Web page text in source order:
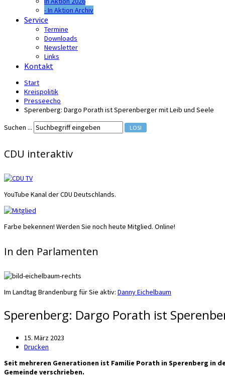
- In Aktion Archiv
Service
Termine
Downloads
Newsletter
Links
Kontakt
Start
Kreispolitik
Presseecho
Sperenberg: Dargo Porath ist Sperenberger mit Leib und Seele
Suchen ...
LOS!
CDU interaktiv
YouTube Kanal der CDU Deutschlands.
Farbe bekennen! Werden Sie noch heute Mitglied. Online!
In den Parlamenten
Im Landtag Brandenburg für Sie aktiv: Danny Eichelbaum
Sperenberg: Dargo Porath ist
15. März 2023
Drucken
Seit mehreren Generationen ist Familie Porath in Sperenberg in
Gemeinde verschrieben.